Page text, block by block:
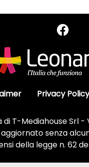
Privacy Policy
T-Mediahouse Srl -
senza
della legge n. 62